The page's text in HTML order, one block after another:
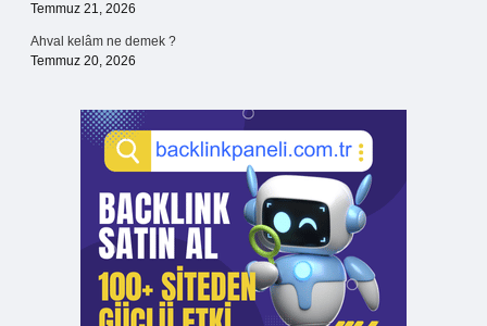
Temmuz 21, 2026
Ahval kelâm ne demek ?
Temmuz 20, 2026